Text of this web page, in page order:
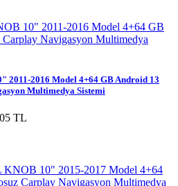
2011-2016 Model 4+64 GB Android 13
Multimedya Sistemi
TL